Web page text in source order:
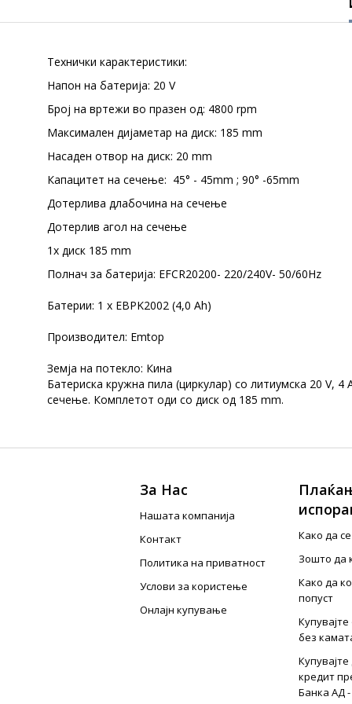
Технички карактеристики:
Напон на батерија: 20 V
Број на вртежи во празен од: 4800 rpm
Максимален дијаметар на диск: 185 mm
Насаден отвор на диск: 20 mm
Капацитет на сечење: 45° - 45mm ; 90° -65mm
Дотерлива длабочина на сечење
Дотерлив агол на сечење
1x диск 185 mm
Полнач за батерија: EFCR20200- 220/240V- 50/60Hz
Батерии: 1 x EBPK2002 (4,0 Ah)
Производител: Emtop
Земја на потекло: Кина
Батериска кружна пила (циркулар) со литиумска 20 V,
сечење. Комплетот оди со диск од 185 mm.
За Нас
Нашата компанија
Контакт
Политика на приватност
Услови за користење
Онлајн купување
Како да
Зошто да
Како да
попуст
без
кредит
Банка АД -